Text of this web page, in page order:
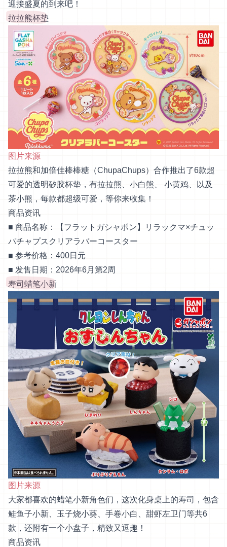
迎接盛夏的到来吧！
拉拉熊杯垫
图片来源
拉拉熊和加倍佳棒棒糖（ChupaChups）合作推出了6款超
可爱的透明矽胶杯垫，有拉拉熊、小白熊、 小黄鸡、以及
茶小熊，每款都超级可爱，等你来收集！
商品资讯
■ 商品名称：【フラットガシャポン】リラックマ×チュッ
パチャプスクリアラバーコースター
■ 参考价格：400日元
■ 发售日期：2026年6月第2周
寿司蜡笔小新
图片来源
大家都喜欢的蜡笔小新角色们，这次化身桌上的寿司，包含
鲑鱼子小新、玉子烧小葵、手卷小白、甜虾左卫门等共6
款，还附有一个小盘子，精致又逗趣！
商品资讯